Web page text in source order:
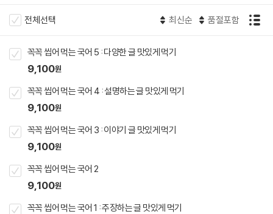
전체선택 최신순 품절포함
꼭꼭 씹어 먹는 국어 5 : 다양한 글 맛있게 먹기
9,100원
꼭꼭 씹어 먹는 국어 4 : 설명하는 글 맛있게 먹기
9,100원
꼭꼭 씹어 먹는 국어 3 : 이야기 글 맛있게 먹기
9,100원
꼭꼭 씹어 먹는 국어 2
9,100원
꼭꼭 씹어 먹는 국어 1 : 주장하는 글 맛있게 먹기